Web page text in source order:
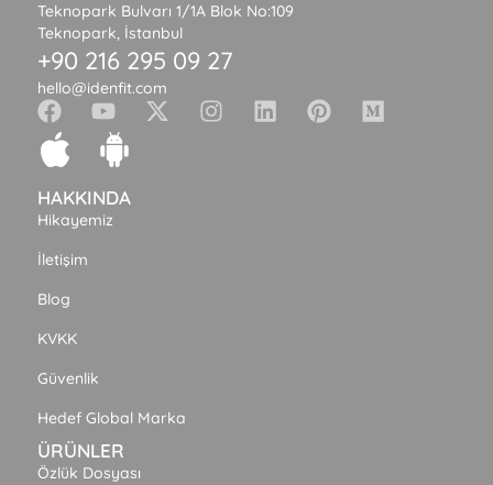
Teknopark Bulvarı 1/1A Blok No:109
Teknopark, İstanbul
+90 216 295 09 27
hello@idenfit.com
HAKKINDA
Hikayemiz
İletişim
Blog
KVKK
Güvenlik
Hedef Global Marka
ÜRÜNLER
Özlük Dosyası